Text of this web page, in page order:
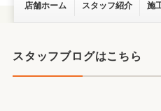
店舗ホーム スタッフ紹介 施
スタッフブログはこちら